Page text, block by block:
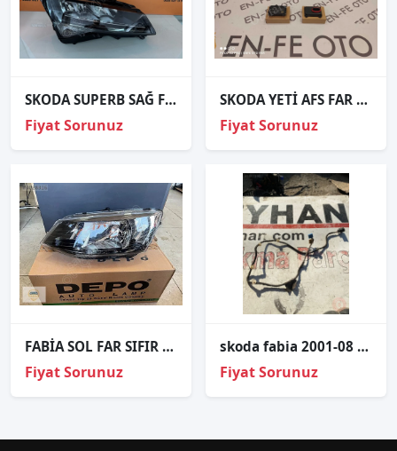
SKODA SUPERB SAĞ FULL LED FAR ORJİNAL 3v1941016C 19-24
Fiyat Sorunuz
SKODA YETİ AFS FAR BEYNİ 1T0941329B
Fiyat Sorunuz
FABİA SOL FAR SIFIR ÜRÜN İTHAL
Fiyat Sorunuz
skoda fabia 2001-08 sol arka kapı tesisatı
Fiyat Sorunuz